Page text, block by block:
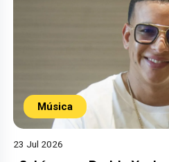
Música
23 Jul 2026